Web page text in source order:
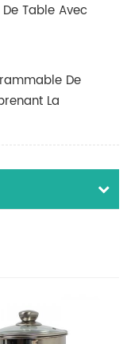
Table Avec
De
La